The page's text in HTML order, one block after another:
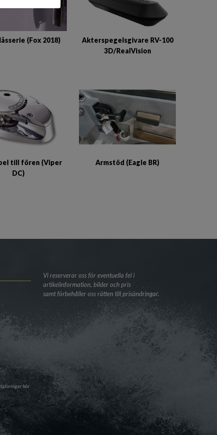
(Fox 2018)
Akterspegelsgivare RV-100
3D/RealVision
till fören (Viper
DC)
Armstöd (Eagle BR)
bör
Vi reserverar oss för eventuella fel i
artikelinformation, bilder och pris
samt förbehåller oss rätten till prisändringar.